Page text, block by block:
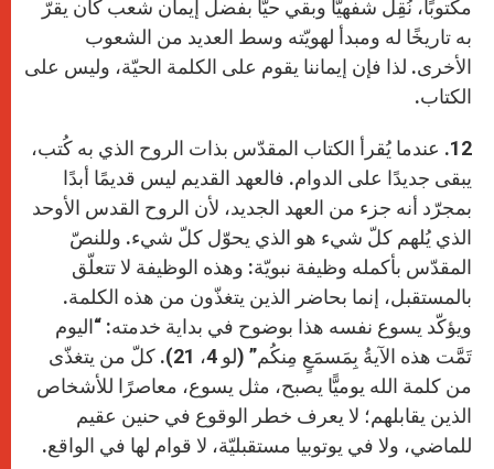
مكتوبًا، نُقِل شفهيًّا وبقي حيًّا بفضل إيمان شعب كان يقرّ
به تاريخًا له ومبدأ لهويّته وسط العديد من الشعوب
الأخرى. لذا فإن إيماننا يقوم على الكلمة الحيّة، وليس على
الكتاب.
12. عندما يُقرأ الكتاب المقدّس بذات الروح الذي به كُتب،
يبقى جديدًا على الدوام. فالعهد القديم ليس قديمًا أبدًا
بمجرّد أنه جزء من العهد الجديد، لأن الروح القدس الأوحد
الذي يُلهم كلّ شيء هو الذي يحوّل كلّ شيء. وللنصّ
المقدّس بأكمله وظيفة نبويّة: وهذه الوظيفة لا تتعلّق
بالمستقبل، إنما بحاضر الذين يتغذّون من هذه الكلمة.
ويؤكّد يسوع نفسه هذا بوضوح في بداية خدمته: “اليوم
تَمَّت هذه الآيةُ بِمَسمَعٍ مِنكُم” (لو 4، 21). كلّ من يتغذّى
من كلمة الله يوميًّا يصبح، مثل يسوع، معاصرًا للأشخاص
الذين يقابلهم؛ لا يعرف خطر الوقوع في حنين عقيم
للماضي، ولا في يوتوبيا مستقبليّة، لا قوام لها في الواقع.